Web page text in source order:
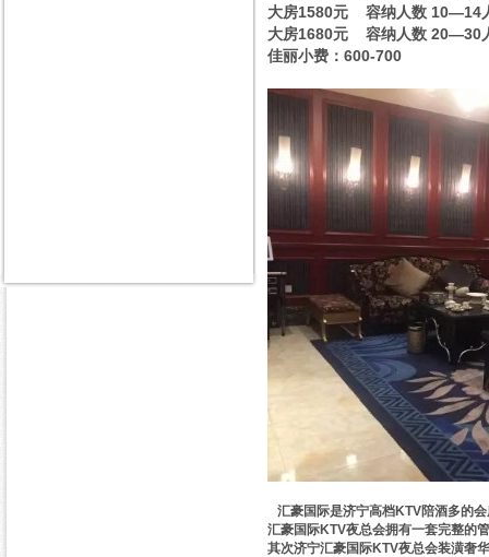
大房1580元 容纳人数 10—14
大房1680元 容纳人数 20—30
佳丽小费：600-700
汇豪国际是济宁高档KTV陪酒多的
汇豪国际KTV夜总会拥有一套完整的
其次济宁汇豪国际KTV夜总会装潢奢